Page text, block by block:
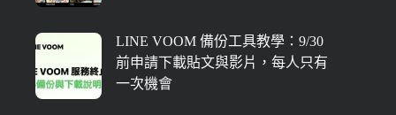
LINE VOOM 備份工具教學：9/30
前申請下載貼文與影片，每人只有
一次機會